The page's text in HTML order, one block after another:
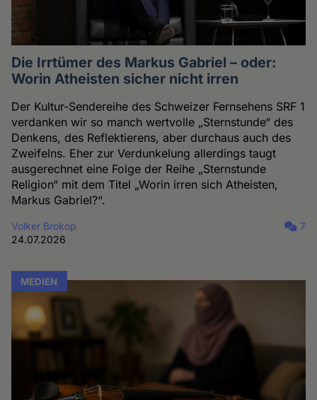
Die Irrtümer des Markus Gabriel – oder:
Worin Atheisten sicher nicht irren
Der Kultur-Sendereihe des Schweizer Fernsehens SRF 1
verdanken wir so manch wertvolle „Sternstunde“ des
Denkens, des Reflektierens, aber durchaus auch des
Zweifelns. Eher zur Verdunkelung allerdings taugt
ausgerechnet eine Folge der Reihe „Sternstunde
Religion“ mit dem Titel „Worin irren sich Atheisten,
Markus Gabriel?“.
Volker Brokop
24.07.2026
7
MEDIEN